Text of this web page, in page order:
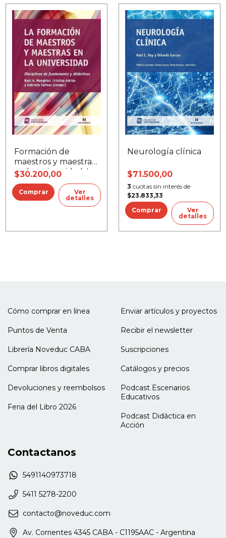
Formación de
maestros y maestras
en la universidad, La
$30.200,00
Ver
detalles
Neurología clínica
$71.500,00
3 cuotas sin interés de
$23.833,33
Ver
detalles
Cómo comprar en línea
Puntos de Venta
Librería Noveduc CABA
Comprar libros digitales
Devoluciones y reembolsos
Feria del Libro 2026
Enviar artículos y proyectos
Recibir el newsletter
Suscripciones
Catálogos y precios
Podcast Escenarios
Educativos
Podcast Didáctica en
Acción
Contactanos
5491140973718
5411 5278-2200
contacto@noveduc.com
Av. Corrientes 4345 CABA - C1195AAC - Argentina